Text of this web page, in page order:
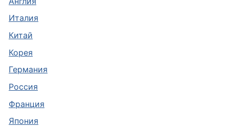
Италия
Китай
Корея
Германия
Россия
Франция
Япония